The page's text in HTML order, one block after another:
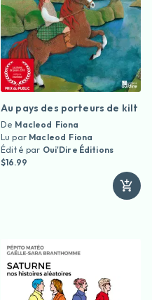
Au pays des porteurs de kilt
De Macleod Fiona
Lu par Macleod Fiona
Édité par Oui'Dire Éditions
$16.99